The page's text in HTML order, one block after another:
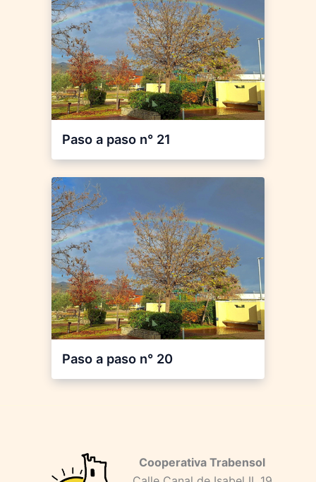
Paso a paso n° 21
Paso a paso n° 20
Cooperativa Trabensol